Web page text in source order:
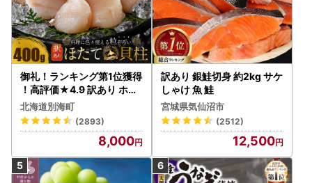
御礼！ランキング第1位獲得
！高評価★4.9 訳あり ホタ
テ 400g（ほたて 帆立 貝柱
冷凍 ）
北海道別海町
(2893)
8,000
訳あり 銀鮭切身 約2kg サケ
しゃけ 魚 鮭
宮城県気仙沼市
(2512)
12,500